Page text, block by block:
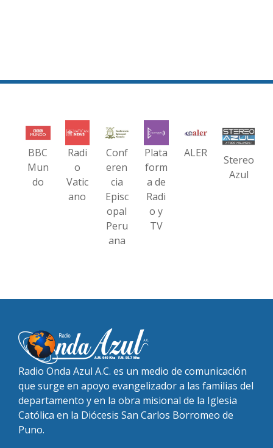
BBC
Mun
do
Radi
o
Vatic
ano
Conf
eren
cia
Episc
opal
Peru
ana
Plata
form
a de
Radi
o y
TV
ALER
Stereo
Azul
Radio Onda Azul A.C. es un medio de comunicación
que surge en apoyo evangelizador a las familias del
departamento y en la obra misional de la Iglesia
Católica en la Diócesis San Carlos Borromeo de
Puno.